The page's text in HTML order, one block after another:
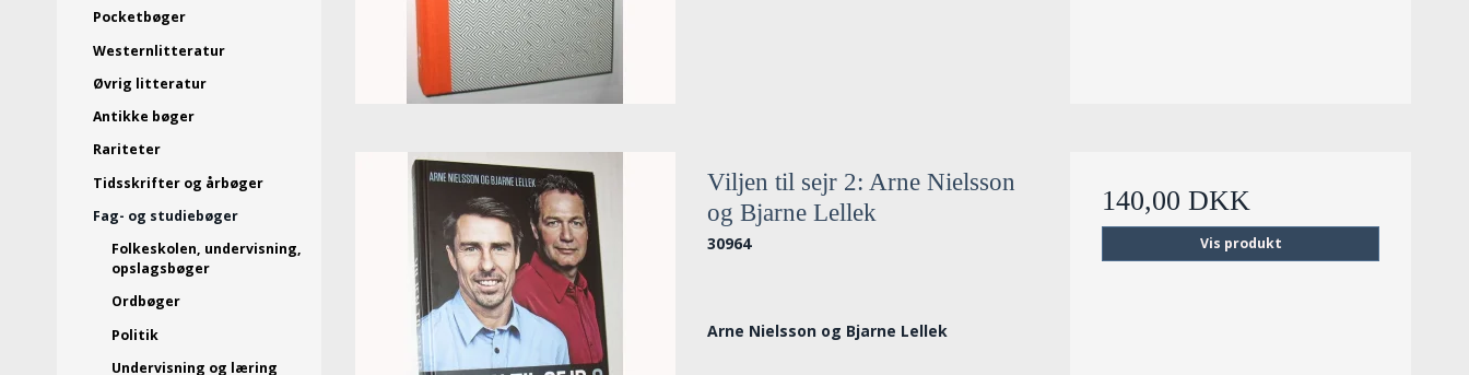
Pocketbøger
Westernlitteratur
Øvrig litteratur
Antikke bøger
Rariteter
Tidsskrifter og årbøger
Fag- og studiebøger
Folkeskolen, undervisning,
opslagsbøger
Ordbøger
Politik
Undervisning og læring
Viljen til sejr 2: Arne Nielsson
og Bjarne Lellek
30964
Arne Nielsson og Bjarne Lellek
140,00 DKK
Vis produkt